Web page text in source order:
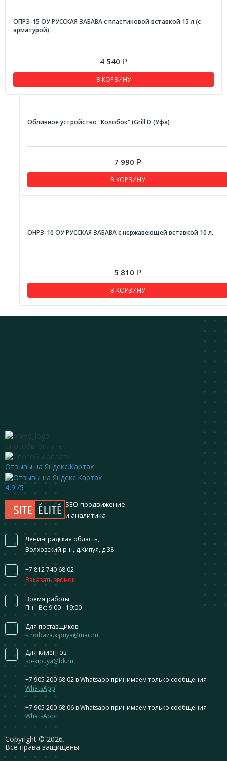
ОПРЗ-15 ОУ РУССКАЯ ЗАБАВА с пластиковой вставкой 15 л.(с
арматурой)
4 540 Р
В КОРЗИНУ
Обливное устройство "Колобок" (Grill D (Уфа)
7 990 Р
В КОРЗИНУ
ОНРЗ-10 ОУ РУССКАЯ ЗАБАВА с нержавеющей вставкой 10 л.
5 810 Р
В КОРЗИНУ
Сopyright © 2026.
Все права защищены.
Способы оплаты:
Отзывы на Яндекс.Картах
4,9 /5
SEO-продвижение
и аналитика
Ленинградская область,
Волховский р-н, д.Кипуя, д.38
+7 812 740 68 02
Заказать звонок
Время работы:
Пн - Вс: 9:00 - 19:00
Для поставщиков
stroibaza.kipuya@mail.ru
Для клиентов:
sb-kipuya@bk.ru
+7 905 200 68 02 в Whatsapp принимаем только сообщения
WhatsApp
+7 905 200 68 06 в Whatsapp принимаем только сообщения
WhatsApp